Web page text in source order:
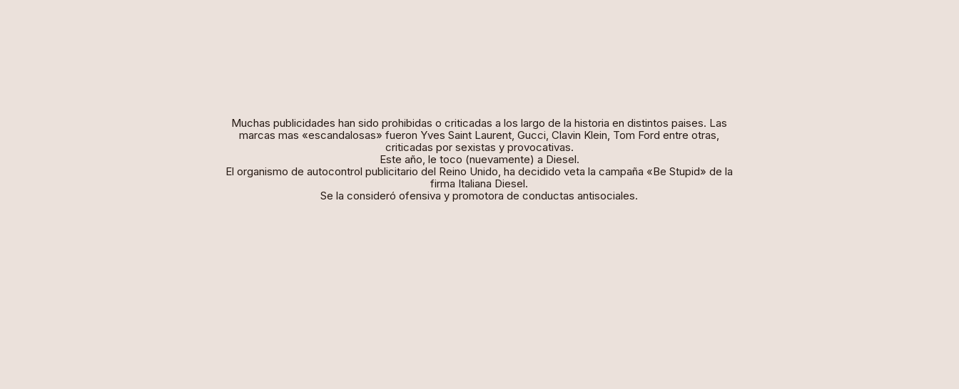
Muchas publicidades han sido prohibidas o criticadas a los largo de la historia en distintos paises. Las
marcas mas «escandalosas» fueron Yves Saint Laurent, Gucci, Clavin Klein, Tom Ford entre otras,
criticadas por sexistas y provocativas.
Este año, le toco (nuevamente) a Diesel.
El organismo de autocontrol publicitario del Reino Unido, ha decidido veta la campaña «Be Stupid» de la
firma Italiana Diesel.
Se la consideró ofensiva y promotora de conductas antisociales.